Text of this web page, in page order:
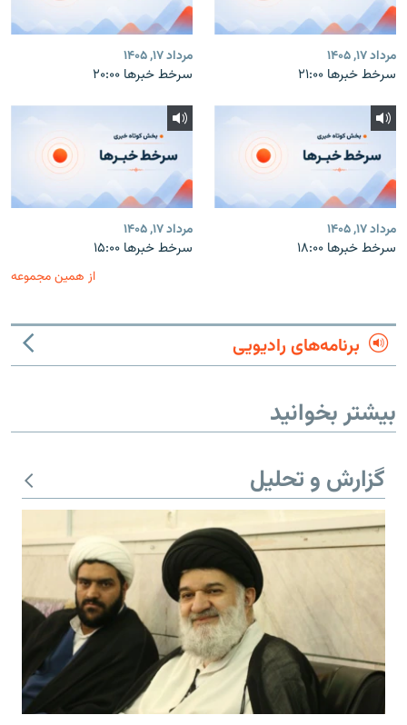
مرداد ۱۷, ۱۴۰۵
سرخط خبرها ۲۱:۰۰
مرداد ۱۷, ۱۴۰۵
سرخط خبرها ۲۰:۰۰
مرداد ۱۷, ۱۴۰۵
سرخط خبرها ۱۸:۰۰
مرداد ۱۷, ۱۴۰۵
سرخط خبرها ۱۵:۰۰
از همین مجموعه
برنامه‌های رادیویی
بیشتر بخوانید
گزارش و تحلیل